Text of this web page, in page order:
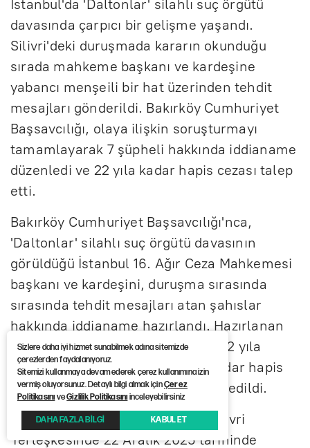
İstanbul'da 'Daltonlar' silahlı suç örgütü
davasında çarpıcı bir gelişme yaşandı.
Silivri'deki duruşmada kararın okunduğu
sırada mahkeme başkanı ve kardeşine
yabancı menşeili bir hat üzerinden tehdit
mesajları gönderildi. Bakırköy Cumhuriyet
Başsavcılığı, olaya ilişkin soruşturmayı
tamamlayarak 7 şüpheli hakkında iddianame
düzenledi ve 22 yıla kadar hapis cezası talep
etti.
Bakırköy Cumhuriyet Başsavcılığı'nca,
'Daltonlar' silahlı suç örgütü davasının
görüldüğü İstanbul 16. Ağır Ceza Mahkemesi
başkanı ve kardeşini, duruşma sırasında
sırasında tehdit mesajları atan şahıslar
hakkında iddianame hazırlandı. Hazırlanan
iddianamede 5 şüpheli hakkında 22 yıla
kadar, 2 şahıs için ise 15'er yıla kadar hapis
cezasıyla cezalandırılmaları talep edildi.
Marmara Ceza İnfaz Kurumları Silivri
Yerleşkesinde 22 Aralık 2025 tarihinde
Sizlere daha iyi hizmet sunabilmek adına sitemizde
çerezlerden faydalanıyoruz.
Sitemizi kullanmaya devam ederek çerez kullanımına izin
vermiş oluyorsunuz. Detaylı bilgi almak içinÇerez
PolitikasınıveGizlilik Politikasınıinceleyebilirsiniz
DAHA FAZLA BİLGİ KABUL ET